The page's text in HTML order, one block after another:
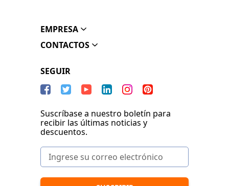
EMPRESA
CONTACTOS
SEGUIR
Suscríbase a nuestro boletín para
recibir las últimas noticias y
descuentos.